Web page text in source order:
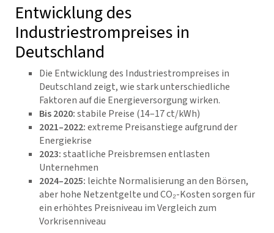
Entwicklung des
Industriestrompreises in
Deutschland
Die Entwicklung des Industriestrompreises in
Deutschland zeigt, wie stark unterschiedliche
Faktoren auf die Energieversorgung wirken.
Bis 2020:stabile Preise (14–17 ct/kWh)
2021–2022:extreme Preisanstiege aufgrund der
Energiekrise
2023:staatliche Preisbremsen entlasten
Unternehmen
2024–2025: leichte Normalisierung an den Börsen,
aber hohe Netzentgelte und CO₂-Kosten sorgen für
ein erhöhtes Preisniveau im Vergleich zum
Vorkrisenniveau